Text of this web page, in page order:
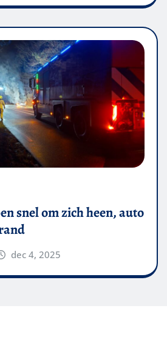
snel om zich heen, auto
dec 4, 2025